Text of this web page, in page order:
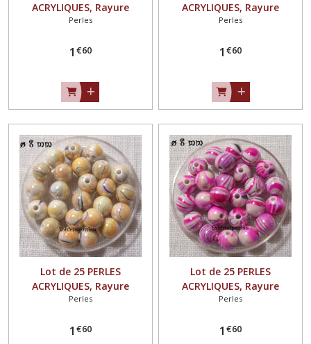
ACRYLIQUES, Rayure
marbré, ORANGE ** 8 mm
Perles
1 €60
ACRYLIQUES, Rayure
marbré, MARRON ** 8 mm
Perles
1 €60
Lot de 25 PERLES
ACRYLIQUES, Rayure
marbré, JAUNE AMBRE ** 8
Perles
1 €60
Lot de 25 PERLES
ACRYLIQUES, Rayure
marbré, FUCHSIA ** 8 mm
Perles
1 €60